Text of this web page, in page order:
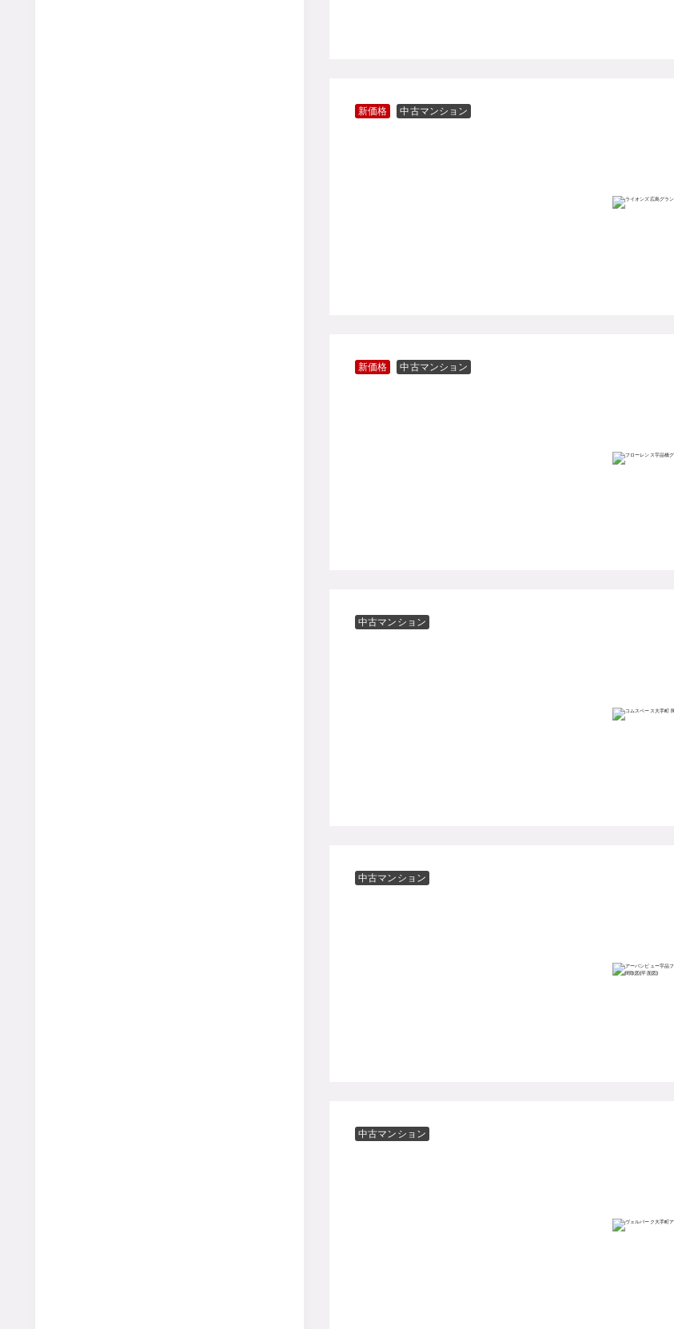
新価格 中古マンション
新価格 中古マンション
中古マンション
中古マンション
中古マンション